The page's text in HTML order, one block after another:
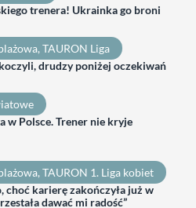
trenera! Ukrainka go broni
, TAURON Liga
drudzy poniżej oczekiwań
w Polsce. Trener nie kryje
, TAURON 1. Liga kobiet
choć karierę zakończyła już w
dawać mi radość”